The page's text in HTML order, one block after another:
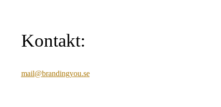
Kontakt:
mail@brandingyou.se